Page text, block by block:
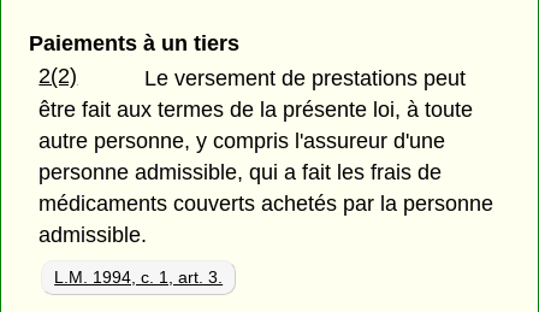
Paiements à un tiers
2(2)
Le versement de prestations peut
être fait aux termes de la présente loi, à toute
autre personne, y compris l'assureur d'une
personne admissible, qui a fait les frais de
médicaments couverts achetés par la personne
admissible.
L.M. 1994, c. 1, art. 3.